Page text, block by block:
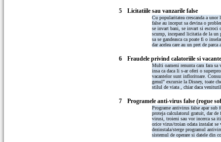
5 Licitatiile sau vanzarile false
Cu popularitatea crescanda a
false au inceput sa devina o
se invart bani, se invart si escroci
scump, incepand licitatia de la un
sa se gandeasca ca poate fi o
dar acelea care au un pret de
6 Fraudele privind calatoriile si
Multi oameni renunta cam fara sa
insa ca daca li s-ar oferi o
vacantelor sunt infloritoare.
genul" excursie la Disney, toate
stilul de viata , chiar daca
7 Programele anti-virus false (rogue
Programe antivirus false apar sub
proteja calculatorul gratuit, dar de
virusi, troieni sau vor incerca sa
orice virus/troian odata instalat se
dezinstala/sterge programul
sistemul de operare si datele din